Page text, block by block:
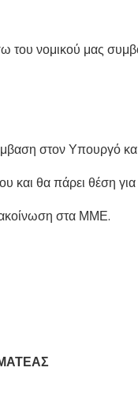
του νομικού μας
στον Υπουργό
και θα πάρει θέση για
στα ΜΜΕ.